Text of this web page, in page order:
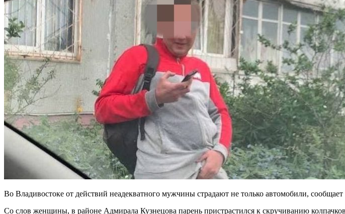
Во Владивостоке от действий неадекватного мужчины страдают не только автомобили,
Со слов женщины, в районе Адмирала Кузнецова парень пристрастился к скручиванию